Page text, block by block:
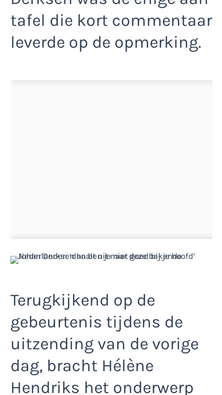
tafel die kort commentaar
leverde op de opmerking.
Terugkijkend op de
gebeurtenis tijdens de
uitzending van de vorige
dag, bracht Hélène
Hendriks het onderwerp